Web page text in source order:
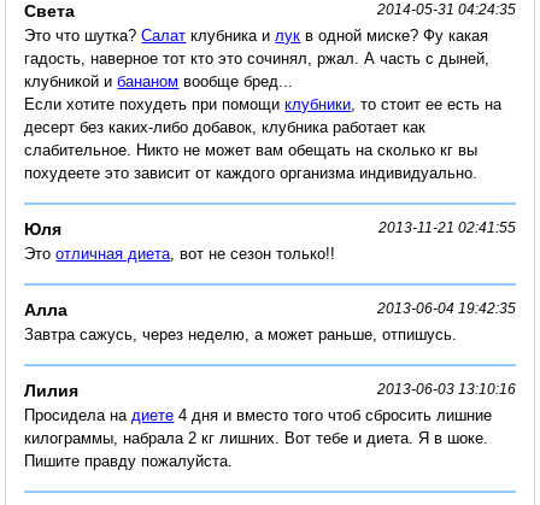
Света 2014-05-31 04:24:35
Это что шутка?Салат клубника илук в одной миске? Фу какая
гадость, наверное тот кто это сочинял, ржал. А часть с дыней,
клубникой ибананом вообще бред...
Если хотите похудеть при помощиклубники, то стоит ее есть на
десерт без каких-либо добавок, клубника работает как
слабительное. Никто не может вам обещать на сколько кг вы
похудеете это зависит от каждого организма индивидуально.
Юля 2013-11-21 02:41:55
Этоотличная диета, вот не сезон только!!
Алла 2013-06-04 19:42:35
Завтра сажусь, через неделю, а может раньше, отпишусь.
Лилия 2013-06-03 13:10:16
Просидела надиете 4 дня и вместо того чтоб сбросить лишние
килограммы, набрала 2 кг лишних. Вот тебе и диета. Я в шоке.
Пишите правду пожалуйста.